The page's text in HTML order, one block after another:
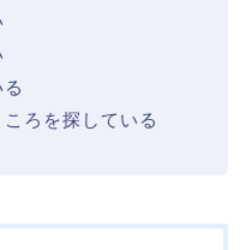
ろを探している